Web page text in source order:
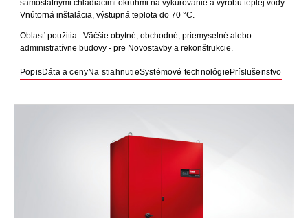
samostatnými chladiacimi okruhmi na vykurovanie a výrobu teplej vody.
Vnútorná inštalácia, výstupná teplota do 70 °C.
Oblasť použitia:: Väčšie obytné, obchodné, priemyselné alebo
administratívne budovy - pre Novostavby a rekonštrukcie.
PopisDáta a cenyNa stiahnutieSystémové technológiePríslušenstvo